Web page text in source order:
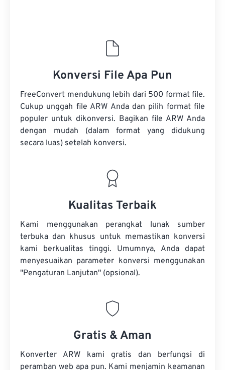
Konversi File Apa Pun
FreeConvert mendukung lebih dari 500 format file.
Cukup unggah file ARW Anda dan pilih format file
populer untuk dikonversi. Bagikan file ARW Anda
dengan mudah (dalam format yang didukung
secara luas) setelah konversi.
Kualitas Terbaik
Kami menggunakan perangkat lunak sumber
terbuka dan khusus untuk memastikan konversi
kami berkualitas tinggi. Umumnya, Anda dapat
menyesuaikan parameter konversi menggunakan
"Pengaturan Lanjutan" (opsional).
Gratis & Aman
Konverter ARW kami gratis dan berfungsi di
peramban web apa pun. Kami menjamin keamanan